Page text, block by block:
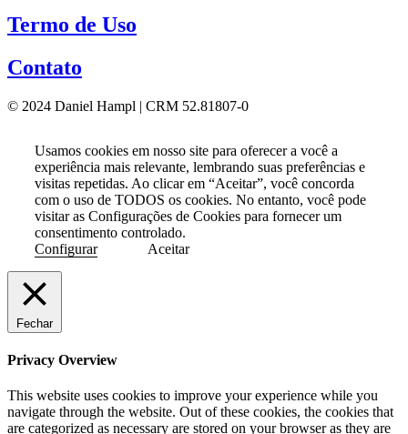
Termo de Uso
Contato
© 2024 Daniel Hampl | CRM 52.81807-0
Usamos cookies em nosso site para oferecer a você a
experiência mais relevante, lembrando suas preferências e
visitas repetidas. Ao clicar em “Aceitar”, você concorda
com o uso de TODOS os cookies. No entanto, você pode
visitar as Configurações de Cookies para fornecer um
consentimento controlado.
Configurar
Aceitar
Fechar
Privacy Overview
This website uses cookies to improve your experience while you
navigate through the website. Out of these cookies, the cookies that
are categorized as necessary are stored on your browser as they are